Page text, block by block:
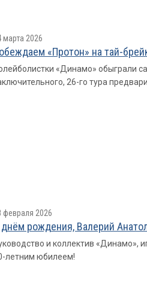
марта 2026
«Протон» на тай-
«Динамо» обыграли
26-го тура
февраля 2026
рождения, Валерий
и коллектив «Динамо»,
летним юбилеем!